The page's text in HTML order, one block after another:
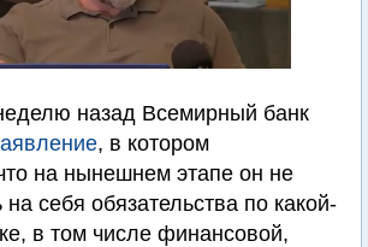
назад Всемирный банк
, в котором
на нынешнем этапе он не
себя обязательства по какой-
в том числе финансовой,